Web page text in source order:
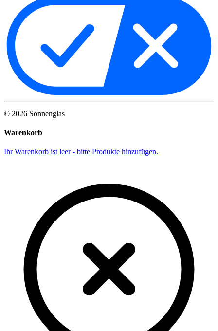
© 2026 Sonnenglas
Warenkorb
Ihr Warenkorb ist leer - bitte Produkte hinzufügen.